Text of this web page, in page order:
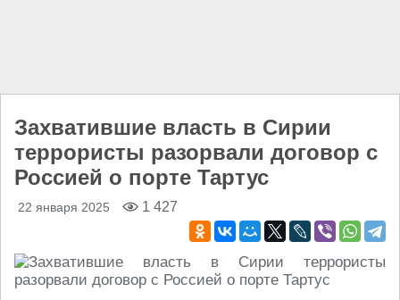
Захватившие власть в Сирии
террористы разорвали договор с
Россией о порте Тартус
22 января 2025 1 427